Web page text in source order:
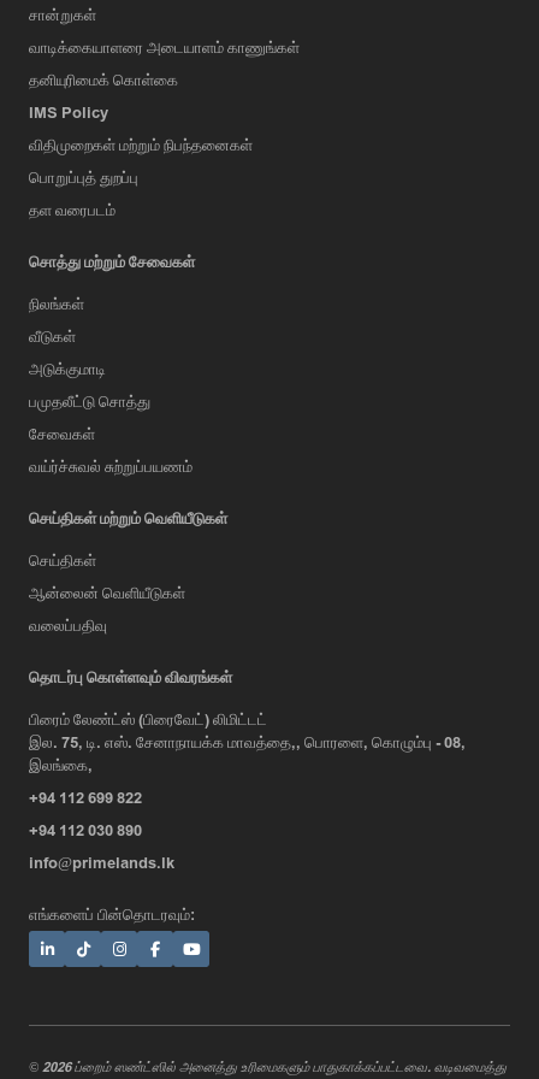
சான்றுகள்
வாடிக்கையாளரை அடையாளம் காணுங்கள்
தனியுரிமைக் கொள்கை
IMS Policy
விதிமுறைகள் மற்றும் நிபந்தனைகள்
பொறுப்புத் துறப்பு
தள வரைபடம்
சொத்து மற்றும் சேவைகள்
நிலங்கள்
வீடுகள்
அடுக்குமாடி
பமுதலீட்டு சொத்து
சேவைகள்
வய்ர்ச்சுவல் சுற்றுப்பயணம்
செய்திகள் மற்றும் வெளியீடுகள்
செய்திகள்
ஆன்லைன் வெளியீடுகள்
வலைப்பதிவு
தொடர்பு கொள்ளவும் விவரங்கள்
பிரைம் லேண்ட்ஸ் (பிரைவேட்) லிமிட்டட்
இல. 75, டி. எஸ். சேனாநாயக்க மாவத்தை,, பொரளை, கொழும்பு - 08,
இலங்கை,
+94 112 699 822
+94 112 030 890
info@primelands.lk
எங்களைப் பின்தொடரவும்:
© 2026 ப்றைம் ஸண்ட்ஸில் அனைத்து உரிமைகளும் பாதுகாக்கப்பட்டவை. வடிவமைத்து
AI Assistant
message below and I'll be happy to